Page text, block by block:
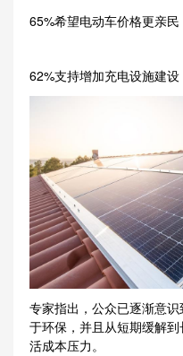
65%希望电动车价格更亲民
62%支持增加充电设施建设
专家指出，公众已逐渐意
于环保，并且从短期缓解
活成本压力。